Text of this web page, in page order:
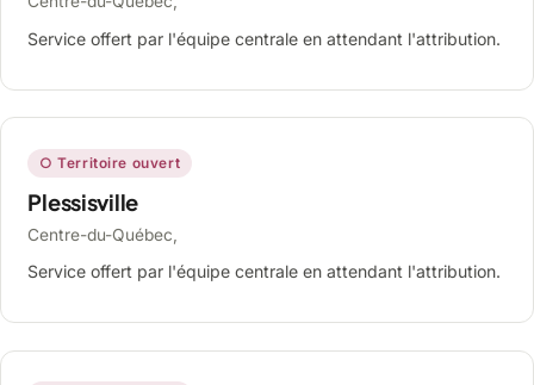
Service offert par l'équipe centrale en attendant l'attribution.
○ Territoire ouvert
Plessisville
Centre-du-Québec,
Service offert par l'équipe centrale en attendant l'attribution.